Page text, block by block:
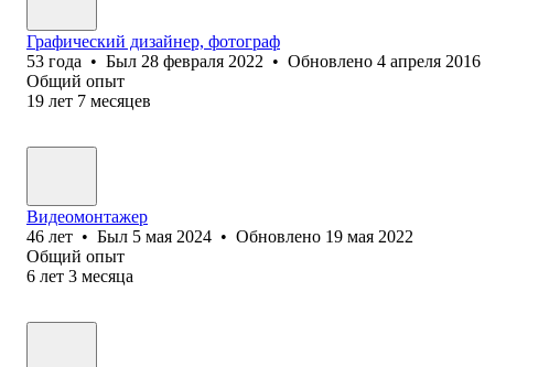
Графический дизайнер, фотограф
53 года • Был 28 февраля 2022 • Обновлено 4 апреля 2016
Общий опыт
19 лет 7 месяцев
Видеомонтажер
46 лет • Был 5 мая 2024 • Обновлено 19 мая 2022
Общий опыт
6 лет 3 месяца